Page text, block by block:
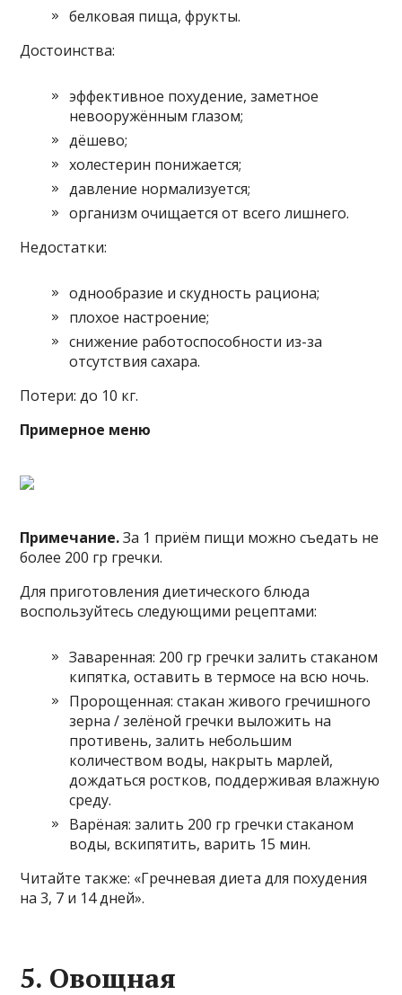
белковая пища, фрукты.
Достоинства:
эффективное похудение, заметное
невооружённым глазом;
дёшево;
холестерин понижается;
давление нормализуется;
организм очищается от всего лишнего.
Недостатки:
однообразие и скудность рациона;
плохое настроение;
снижение работоспособности из-за
отсутствия сахара.
Потери: до 10 кг.
Примерное меню
Примечание.За 1 приём пищи можно съедать не
более 200 гр гречки.
Для приготовления диетического блюда
воспользуйтесь следующими рецептами:
Заваренная: 200 гр гречки залить стаканом
кипятка, оставить в термосе на всю ночь.
Пророщенная: стакан живого гречишного
зерна / зелёной гречки выложить на
противень, залить небольшим
количеством воды, накрыть марлей,
дождаться ростков, поддерживая влажную
среду.
Варёная: залить 200 гр гречки стаканом
воды, вскипятить, варить 15 мин.
Читайте также: «Гречневая диета для похудения
на 3, 7 и 14 дней».
5. Овощная